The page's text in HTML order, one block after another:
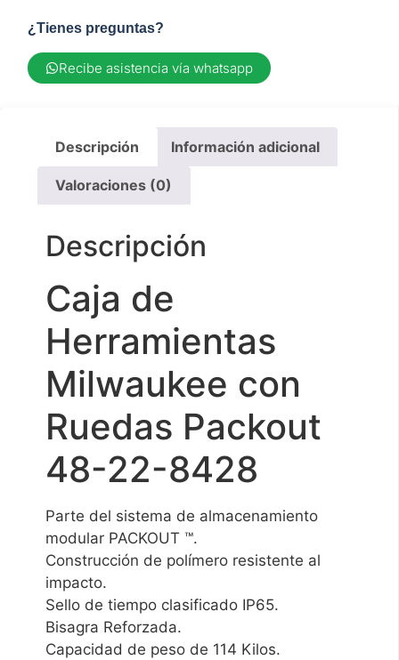
¿Tienes preguntas?
Recibe asistencia vía whatsapp
Descripción Información adicional
Valoraciones (0)
Descripción
Caja de
Herramientas
Milwaukee con
Ruedas Packout
48-22-8428
Parte del sistema de almacenamiento
modular PACKOUT ™.
Construcción de polímero resistente al
impacto.
Sello de tiempo clasificado IP65.
Bisagra Reforzada.
Capacidad de peso de 114 Kilos.